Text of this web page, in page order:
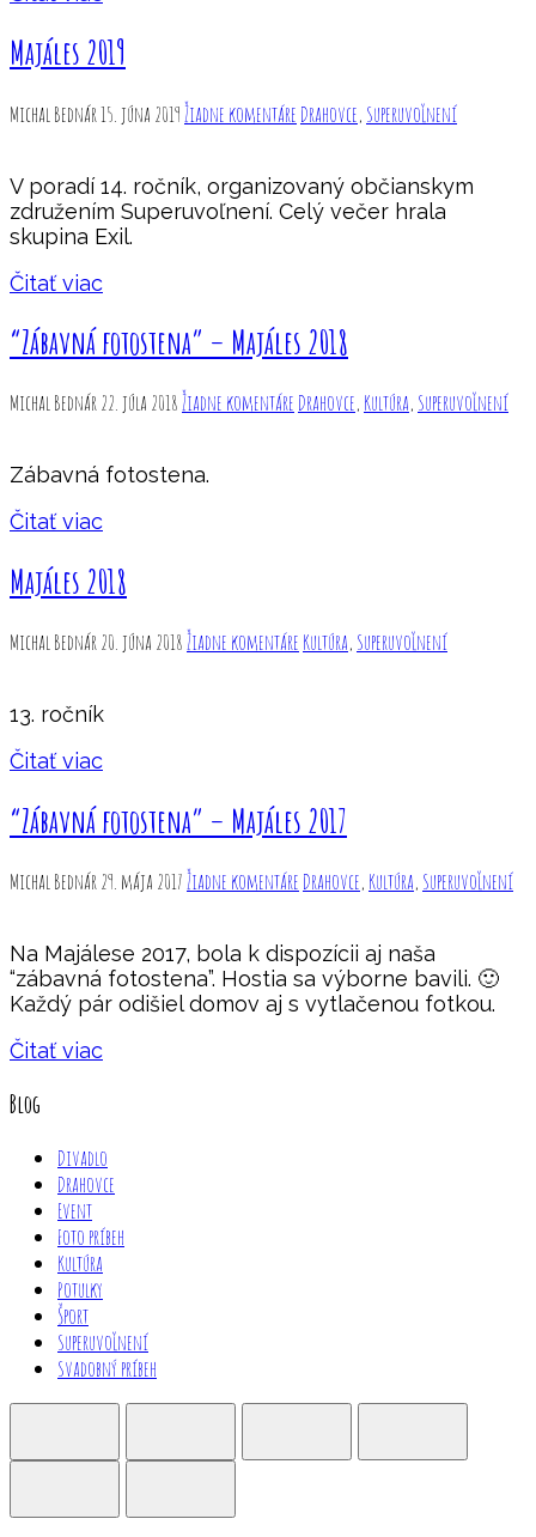
Majáles 2019
Michal Bednár15. júna 2019 Žiadne komentáre Drahovce, Superuvoľnení
V poradí 14. ročník, organizovaný občianskym
združením Superuvoľnení. Celý večer hrala
skupina Exil.
Čitať viac
“Zábavná fotostena” – Majáles 2018
Michal Bednár22. júla 2018Žiadne komentáre Drahovce, Kultúra, Superuvoľnení
Zábavná fotostena.
Čitať viac
Majáles 2018
Michal Bednár 20. júna 2018 Žiadne komentáre Kultúra, Superuvoľnení
13. ročník
Čitať viac
“Zábavná fotostena” – Majáles 2017
Michal Bednár 29. mája 2017 Žiadne komentáre Drahovce, Kultúra, Superuvoľnení
Na Majálese 2017, bola k dispozícii aj naša
“zábavná fotostena”. Hostia sa výborne bavili. 🙂
Každý pár odišiel domov aj s vytlačenou fotkou.
Čitať viac
Blog
Divadlo
Drahovce
Event
Foto príbeh
Kultúra
Potulky
Šport
Superuvoľnení
Svadobný príbeh